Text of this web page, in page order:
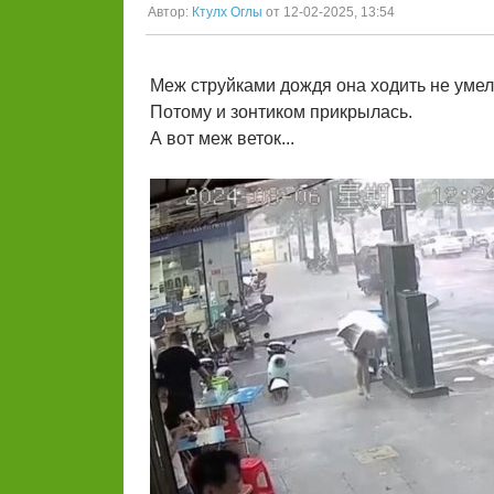
Автор: Ктулх Оглы от 12-02-2025, 13:54
Меж струйками дождя она ходить не
Потому и зонтиком прикрылась.
А вот меж веток...